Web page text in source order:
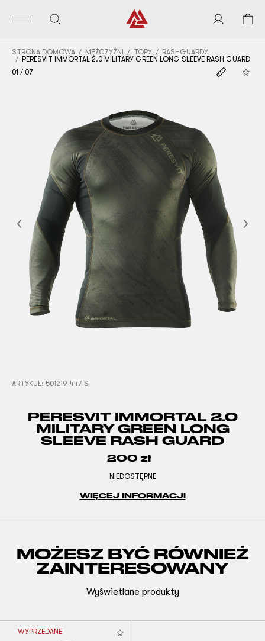
STRONA DOMOWA MĘŻCZYŹNI TOPY
RASHGUARDY
PERESVIT IMMORTAL 2.0 MILITARY GREEN LONG SLEEVE RASH GUARD
01 / 07
Previous
ARTYKUŁ: 501219-447-S
PERESVIT IMMORTAL 2.0
MILITARY GREEN LONG
SLEEVE RASH GUARD
200 zł
NIEDOSTĘPNE
WIĘCEJ INFORMACJI
MOŻESZ BYĆ RÓWNIEŻ
ZAINTERESOWANY
Wyświetlane produkty
WYPRZEDANE